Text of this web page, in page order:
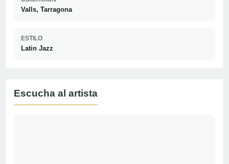
Valls, Tarragona
ESTILO
Latin Jazz
Escucha al artista